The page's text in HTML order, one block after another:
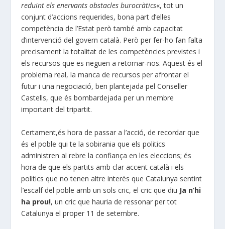
reduint els enervants obstacles burocràtics«, tot un
conjunt d’accions requerides, bona part d’elles
competència de l’Estat però també amb capacitat
d’intervenció del govern català. Però per fer-ho fan falta
precisament la totalitat de les competències previstes i
els recursos que es neguen a retornar-nos. Aquest és el
problema real, la manca de recursos per afrontar el
futur i una negociació, ben plantejada pel Conseller
Castells, que és bombardejada per un membre
important del tripartit.
Certament,és hora de passar a l’acció, de recordar que
és el poble qui te la sobirania que els politics
administren al rebre la confiança en les eleccions; és
hora de que els partits amb clar accent català i els
politics que no tenen altre interès que Catalunya sentint
l’escalf del poble amb un sols cric, el cric que diu Ja n’hi
ha prou!, un cric que hauria de ressonar per tot
Catalunya el proper 11 de setembre.